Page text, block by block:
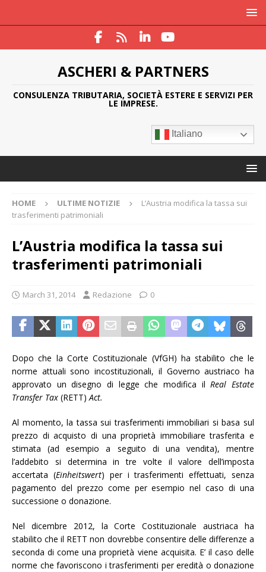
ASCHERI & PARTNERS
CONSULENZA TRIBUTARIA, SOCIETÀ ESTERE E SERVIZI PER
LE IMPRESE.
Italiano
HOME ULTIME NOTIZIE
L’Austria modifica la tassa sui
trasferimenti patrimoniali
L’Austria modifica la tassa sui
trasferimenti patrimoniali
March 31, 2014 Redazione 0
Dopo che la Corte Costituzionale (VfGH) ha stabilito che le
norme attuali sono incostituzionali, il Governo austriaco ha
approvato un disegno di legge che modifica ilReal Estate
Transfer Tax (RETT)Act.
Al momento, la tassa sui trasferimenti immobiliari si basa sul
prezzo di acquisto di una proprietà immobiliare trasferita e
stimata (ad esempio a seguito di una vendita), mentre
l’addebito si determina in tre volte il valore dell’imposta
accertata (Einheitswert) per i trasferimenti effettuati, senza
pagamento del prezzo come per esempio nel caso di una
successione o donazione.
Nel dicembre 2012, la Corte Costituzionale austriaca ha
stabilito che il RETT non dovrebbe consentire delle differenze a
seconda di come una proprietà viene acquisita. E’ il caso delle
norme che favoriscono i trasferimenti per eredità o donazione